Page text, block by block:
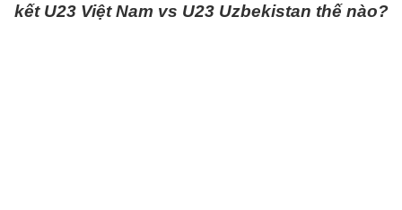
kết U23 Việt Nam vs U23 Uzbekistan thế nào?